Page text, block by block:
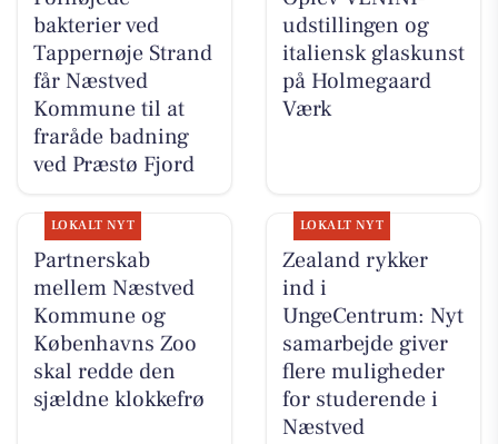
bakterier ved
Tappernøje Strand
får Næstved
Kommune til at
fraråde badning
ved Præstø Fjord
udstillingen og
italiensk glaskunst
på Holmegaard
Værk
LOKALT NYT
Partnerskab
mellem Næstved
Kommune og
Københavns Zoo
skal redde den
sjældne klokkefrø
LOKALT NYT
Zealand rykker
ind i
UngeCentrum: Nyt
samarbejde giver
flere muligheder
for studerende i
Næstved